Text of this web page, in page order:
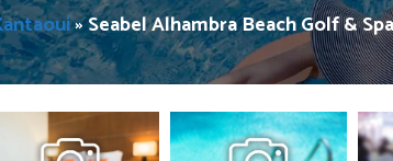
»Seabel Alhambra Beach Golf & Spa